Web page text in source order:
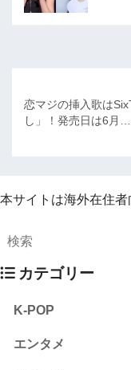
恋マジの挿入歌は
し」！発売日は6月…
本サイトは海外在住者
カテゴリー
K-POP
エンタメ